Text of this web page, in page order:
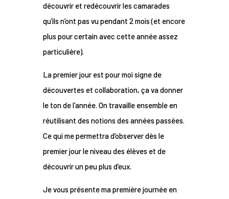
découvrir et redécouvrir les camarades
qu’ils n’ont pas vu pendant 2 mois (et encore
plus pour certain avec cette année assez
particulière).
La premier jour est pour moi signe de
découvertes et collaboration, ça va donner
le ton de l’année. On travaille ensemble en
réutilisant des notions des années passées.
Ce qui me permettra d’observer dès le
premier jour le niveau des élèves et de
découvrir un peu plus d’eux.
Je vous présente ma première journée en